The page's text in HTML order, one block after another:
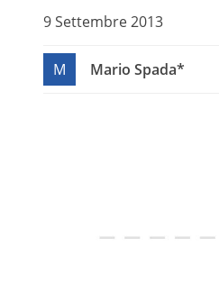
9 Settembre 2013
M Mario Spada*